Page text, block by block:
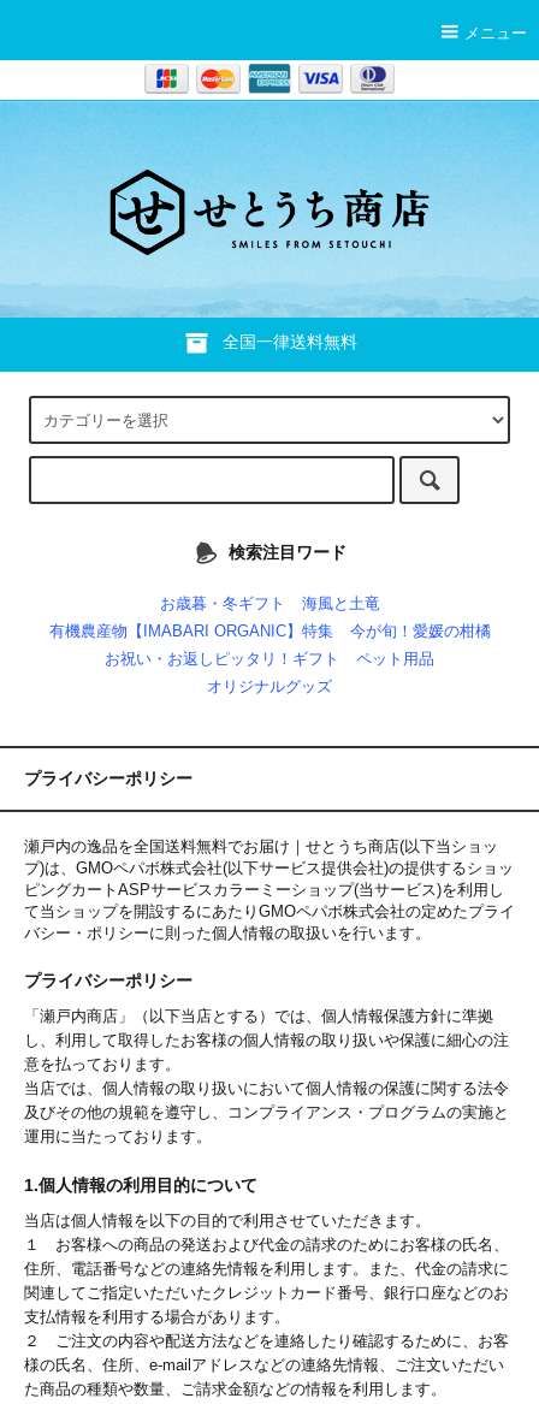
メニュー
全国一律送料無料
検索注目ワード
お歳暮・冬ギフト
海風と土竜
有機農産物【IMABARI ORGANIC】特集
今が旬！愛媛の柑橘
お祝い・お返しピッタリ！ギフト
ペット用品
オリジナルグッズ
プライバシーポリシー
瀬戸内の逸品を全国送料無料でお届け｜せとうち商店(以下当ショッ
プ)は、 GMOペパボ株式会社(以下サービス提供会社)の提供するショッ
ピングカートASPサービスカラーミーショップ(当サービス)を利用し
て当ショップを開設するにあたりGMOペパボ株式会社の定めたプライ
バシー・ポリシーに則った個人情報の取扱いを行います。
プライバシーポリシー
「瀬戸内商店」（以下当店とする）では、個人情報保護方針に準拠
し、利用して取得したお客様の個人情報の取り扱いや保護に細心の注
意を払っております。
当店では、個人情報の取り扱いにおいて個人情報の保護に関する法令
及びその他の規範を遵守し、コンプライアンス・プログラムの実施と
運用に当たっております。
1.個人情報の利用目的について
当店は個人情報を以下の目的で利用させていただきます。
１ お客様への商品の発送および代金の請求のためにお客様の氏名、
住所、電話番号などの連絡先情報を利用します。また、代金の請求に
関連してご指定いただいたクレジットカード番号、銀行口座などのお
支払情報を利用する場合があります。
２ ご注文の内容や配送方法などを連絡したり確認するために、お客
様の氏名、住所、e-mailアドレスなどの連絡先情報、ご注文いただい
た商品の種類や数量、ご請求金額などの情報を利用します。